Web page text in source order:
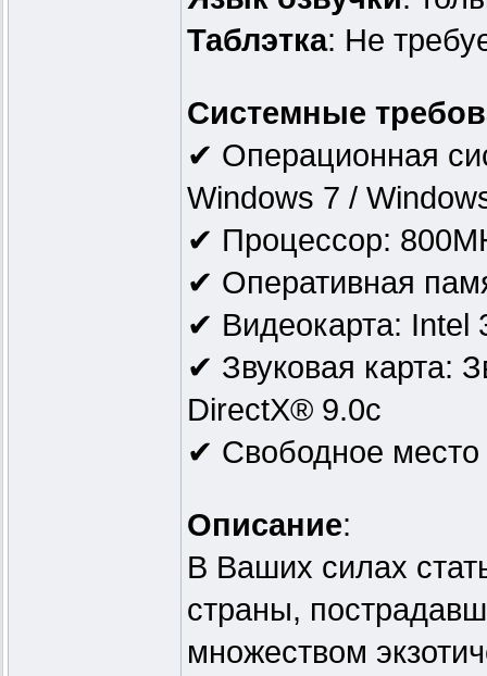
Таблэтка: Не
Системные
✔ Операционная
Windows 7 /
✔ Процессор:
✔ Оперативная
✔ Видеокарта: Intel
✔ Звуковая карта:
DirectX® 9.0с
✔ Свободное место
Описание:
В Ваших силах
страны,
множеством